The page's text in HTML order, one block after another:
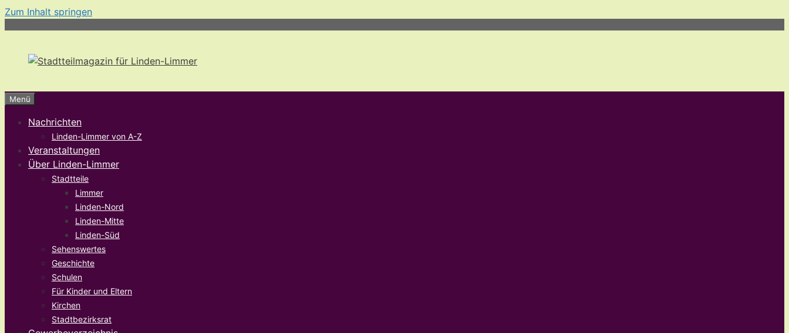
Zum Inhalt springen
Menü
Nachrichten
Linden-Limmer von A-Z
Veranstaltungen
Über Linden-Limmer
Stadtteile
Limmer
Linden-Nord
Linden-Mitte
Linden-Süd
Sehenswertes
Geschichte
Schulen
Für Kinder und Eltern
Kirchen
Stadtbezirksrat